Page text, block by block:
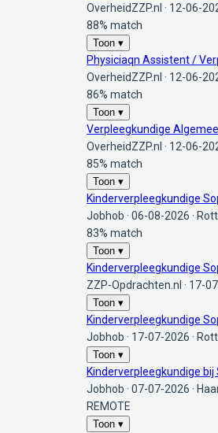
OverheidZZP.nl · 12-06-
88% match
Toon ▾
Physiciaqn Assistent /
OverheidZZP.nl · 12-06-
86% match
Toon ▾
Verpleegkundige
OverheidZZP.nl · 12-06-
85% match
Toon ▾
Kinderverpleegkundige
Jobhob · 06-08-2026 ·
83% match
Toon ▾
Kinderverpleegkundige
ZZP-Opdrachten.nl · 17-
Toon ▾
Kinderverpleegkundige
Jobhob · 17-07-2026 ·
Toon ▾
Kinderverpleegkundige bij
Jobhob · 07-07-2026 ·
REMOTE
Toon ▾